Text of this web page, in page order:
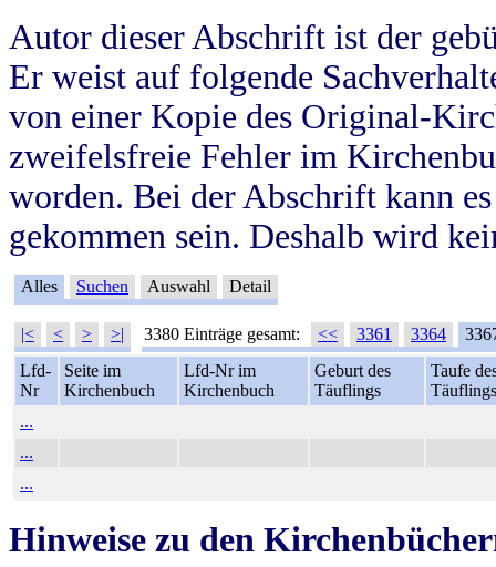
Autor dieser Abschrift ist der
Er weist auf folgende
von einer Kopie des Original-
zweifelsfreie Fehler im
worden. Bei der Abschrift kann
gekommen sein. Deshalb wird
Alles Suchen Auswahl Detail
|< < > >| 3380 Einträge gesamt: << 3361 3364
Lfd-
Nr
Seite im
Kirchenbuch
Lfd-Nr im
Kirchenbuch
Geburt des
Täuflings
Taufe
Täuflings
...
...
...
Hinweise zu den